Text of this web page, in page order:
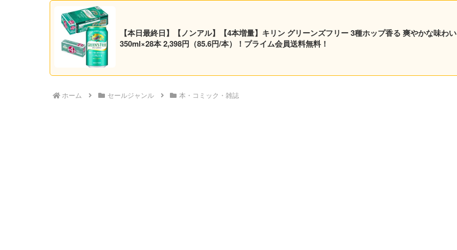
【本日最終日】【ノンアル】【4本増量】キリン グリーンズフリー 3種ホップ香る 爽やかな味わい
350ml×28本 2,398円（85.6円/本）！プライム会員送料無料！
ホーム セールジャンル 本・コミック・雑誌